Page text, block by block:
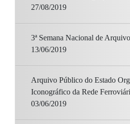
27/08/2019
3ª Semana Nacional de
13/06/2019
Arquivo Público do Estado
Iconográfico da Rede
03/06/2019